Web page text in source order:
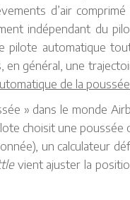
d’air
indépendant du
pilote automatique
en général, une
de la poussée
» dans le monde
choisit une
un calculateur
vient ajuster la